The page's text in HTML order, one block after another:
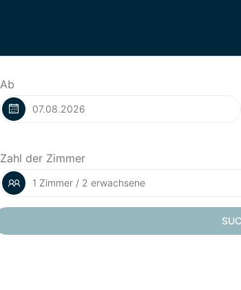
Ab
Zahl der Zimmer
1 Zimmer / 2 erwachsene